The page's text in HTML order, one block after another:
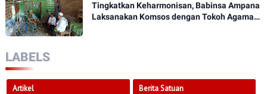
Tingkatkan Keharmonisan, Babinsa Ampana
Laksanakan Komsos dengan Tokoh Agama
LABELS
Artikel Berita Satuan